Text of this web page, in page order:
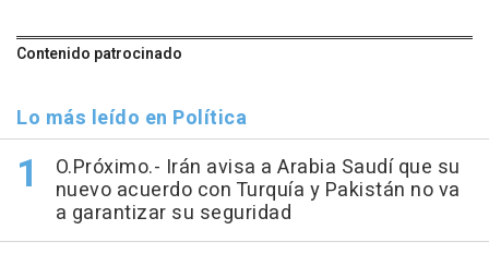
Contenido patrocinado
Lo más leído en Política
O.Próximo.- Irán avisa a Arabia Saudí que su
nuevo acuerdo con Turquía y Pakistán no va
a garantizar su seguridad